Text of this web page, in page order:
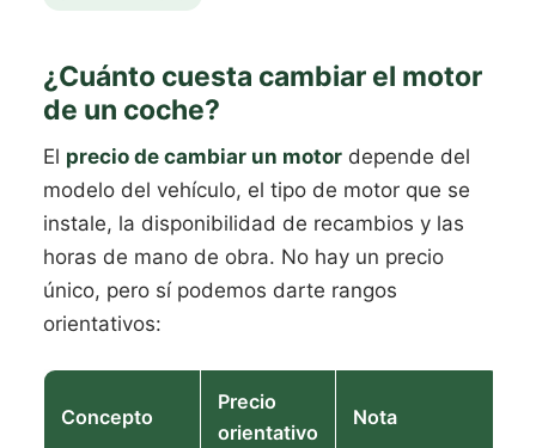
¿Cuánto cuesta cambiar el motor
de un coche?
El precio de cambiar un motor depende del
modelo del vehículo, el tipo de motor que se
instale, la disponibilidad de recambios y las
horas de mano de obra. No hay un precio
único, pero sí podemos darte rangos
orientativos:
Concepto
Precio
orientativo
Nota